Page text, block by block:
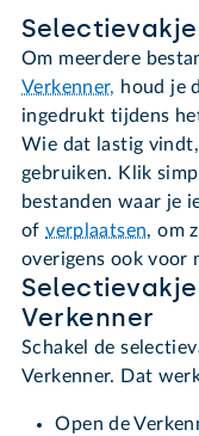
Om meerdere
Verkenner, houd je
ingedrukt tijdens
Wie dat lastig
gebruiken. Klik
bestanden waar je
ofverplaatsen, om
overigens ook voor
Verkenner
Schakel de
Verkenner. Dat
Open de